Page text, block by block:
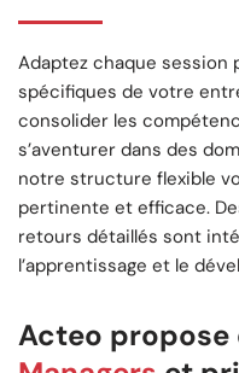
Adaptez chaque session
spécifiques de votre
consolider les
s’aventurer dans des
notre structure flexible
pertinente et efficace.
retours détaillés sont
l’apprentissage et le
Acteo propose